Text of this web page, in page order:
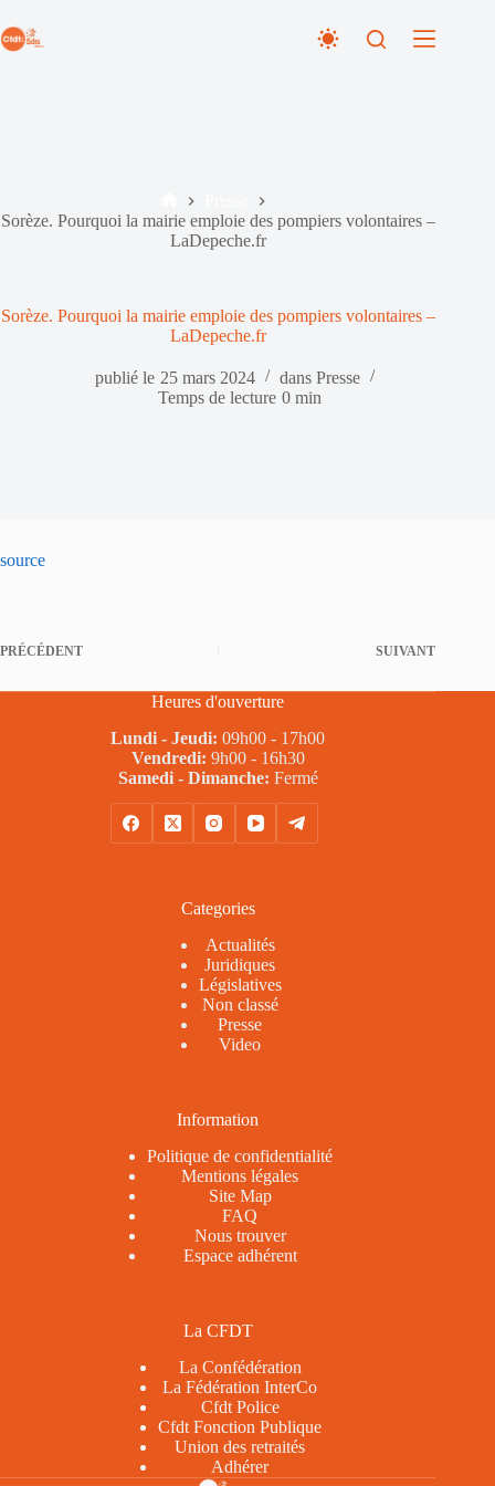
au
contenu
Accueil
Sorèze. Pourquoi la mairie emploie des pompiers volontaires –
LaDepeche.fr
Sorèze. Pourquoi la mairie emploie des pompiers volontaires –
LaDepeche.fr
publié le 25 mars 2024 dans Presse
Temps de lecture 0 min
source
PRÉCÉDENT SUIVANT
Heures d'ouverture
Lundi - Jeudi: 09h00 - 17h00
Vendredi: 9h00 - 16h30
Samedi - Dimanche: Fermé
Categories
Actualités
Juridiques
Législatives
Non classé
Presse
Video
Information
Politique de confidentialité
Mentions légales
Site Map
FAQ
Nous trouver
Espace adhérent
La CFDT
La Confédération
La Fédération InterCo
Cfdt Police
Cfdt Fonction Publique
Union des retraités
Adhérer